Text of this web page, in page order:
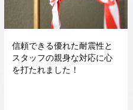
信頼できる優れた耐震性と
スタッフの親身な対応に心
を打たれました！